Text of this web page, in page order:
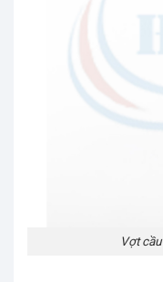
Vợt